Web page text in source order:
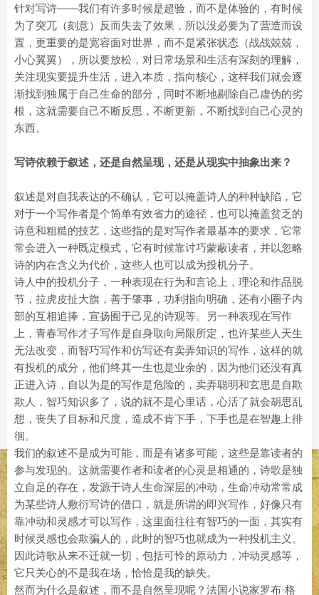
针对写诗——我们有许多时候是超验，而不是体验的，有时候
为了突兀（刻意）反而失去了效果，所以没必要为了营造而设
置，更重要的是宽容面对世界，而不是紧张状态（战战兢兢，
小心翼翼），所以要放松，对日常场景和生活有深刻的理解，
关注现实要提升生活，进入本质，指向核心，这样我们就会逐
渐找到独属于自己生命的部分，同时不断地剔除自己虚伪的劣
根，这就需要自己不断反思，不断更新，不断找到自己心灵的
东西。
写诗依赖于叙述，还是自然呈现，还是从现实中抽象出来？
叙述是对自我表达的不确认，它可以掩盖诗人的种种缺陷，它
对于一个写作者是个简单有效省力的途径，也可以掩盖贫乏的
诗意和粗糙的技艺，这些指的是对写作者最基本的要求，它常
常会进入一种既定模式，它有时候靠讨巧蒙蔽读者，并以忽略
诗的内在含义为代价，这些人也可以成为投机分子。
诗人中的投机分子，一种表现在行为和言论上，理论和作品脱
节，拉虎皮扯大旗，善于肇事，功利指向明确，还有小圈子内
部的互相追捧，宣扬囿于己见的诗观等。另一种表现在写作
上，青春写作才子写作是自身取向局限所定，也许某些人天生
无法改变，而智巧写作和仿写还有卖弄知识的写作，这样的就
有投机的成分，他们终其一生也是业余的，因为他们还没有真
正进入诗，自以为是的写作是危险的，卖弄聪明和玄思是自欺
欺人，智巧知识多了，说的就不是心里话，心活了就会胡思乱
想，丧失了目标和尺度，造成不肯下手，下手也是在智趣上徘
徊。
我们的叙述不是成为可能，而是有诸多可能，这些是靠读者的
参与发现的。这就需要作者和读者的心灵是相通的，诗歌是独
立自足的存在，发源于诗人生命深层的冲动，生命冲动常常成
为某些诗人敷衍写诗的借口，就是所谓的即兴写作，好像只有
靠冲动和灵感才可以写作，这里面往往有智巧的一面，其实有
时候灵感也会欺骗人的，此时的智巧也就成为一种投机主义。
因此诗歌从来不迁就一切，包括可怜的原动力，冲动灵感等，
它只关心的不是我在场，恰恰是我的缺失。
然而为什么是叙述，而不是自然呈现呢？法国小说家罗布·格